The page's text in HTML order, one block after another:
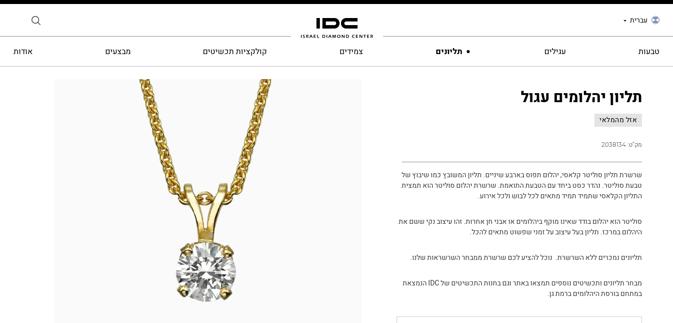
עברית
טבעות עגילים תליונים צמידים קולקציות תכשיטים מבצעים אודות
תליון יהלומים עגול
אזל מהמלאי
מק"ט: 2038134
שרשרת תליון סוליטר קלאסי, יהלום תפוס בארבע שיניים. תליון המשובץ כמו שיבוץ של
טבעת סוליטר. נהדר כסט ביחד עם הטבעת התואמת. שרשרת יהלום סוליטר הוא תמצית
התליון הקלאסי שתמיד תמיד מתאים לכל לבוש ולכל אירוע.
סוליטר הוא יהלום בודד שאינו מוקף ביהלומים או אבני חן אחרות. זהו עיצוב נקי ששם את
היהלום במרכז. תליון בעל עיצוב על זמני שפשוט מתאים להכל.
תליונים נמכרים ללא השרשרת. נוכל להציע לכם שרשרת ממבחר השרשראות שלנו.
מבחר תליונים ותכשיטים נוספים תמצאו באתר וגם בחנות התכשיטים של IDC הנמצאת
במתחם בורסת היהלומים ברמת גן.